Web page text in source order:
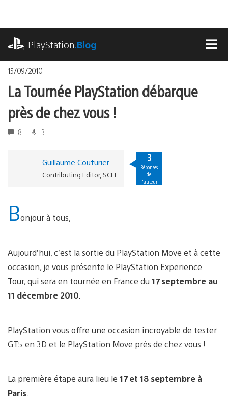
contenu
PlayStation.Blog
15/09/2010
La Tournée PlayStation débarque
près de chez vous !
8 3
Guillaume Couturier
Contributing Editor, SCEF
3
Réponses
de
l'auteur
Bonjour à tous,
Aujourd’hui, c’est la sortie du PlayStation Move et à cette
occasion, je vous présente le PlayStation Experience
Tour, qui sera en tournée en France du 17 septembre au
11 décembre 2010
PlayStation vous offre une occasion incroyable de tester
GT5 en 3D et le PlayStation Move près de chez vous !
La première étape aura lieu le 17 et 18 septembre à
Paris